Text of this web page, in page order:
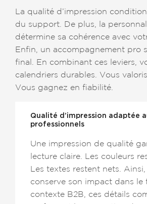
La qualité d’impression
du support. De plus, la
détermine sa cohérence avec
Enfin, un accompagnement pro
final. En combinant ces leviers,
calendriers durables. Vous
Vous gagnez en fiabilité.
Qualité d’impression adaptée
professionnels
Une impression de qualité
lecture claire. Les couleurs
Les textes restent nets.
conserve son impact dans le
contexte B2B, ces détails